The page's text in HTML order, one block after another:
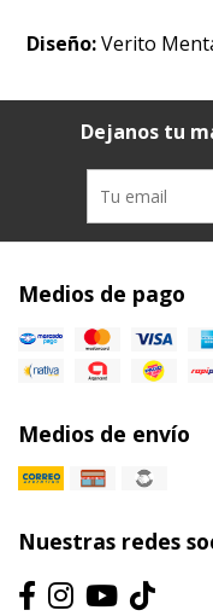
Diseño:Verito
Dejanos tu
Medios de pago
Medios de envío
Nuestras redes